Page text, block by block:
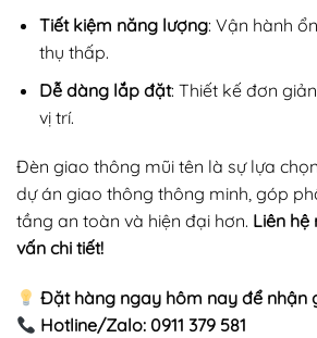
Tiết kiệm năng lượng: Vận hành
thụ thấp.
Dễ dàng lắp đặt: Thiết kế đơn
vị trí.
Đèn giao thông mũi tên là sự lựa
dự án giao thông thông minh, góp
tầng an toàn và hiện đại hơn. Liên
vấn chi tiết!
Đặt hàng ngay hôm nay để nhận
Hotline/Zalo: 0911 379 581